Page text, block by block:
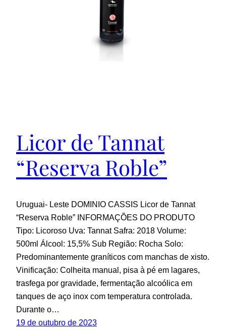
Licor de Tannat
“Reserva Roble”
Uruguai- Leste DOMINIO CASSIS Licor de Tannat
“Reserva Roble” INFORMAÇÕES DO PRODUTO
Tipo: Licoroso Uva: Tannat Safra: 2018 Volume:
500ml Álcool: 15,5% Sub Região: Rocha Solo:
Predominantemente graníticos com manchas de xisto.
Vinificação: Colheita manual, pisa à pé em lagares,
trasfega por gravidade, fermentação alcoólica em
tanques de aço inox com temperatura controlada.
Durante o…
19 de outubro de 2023